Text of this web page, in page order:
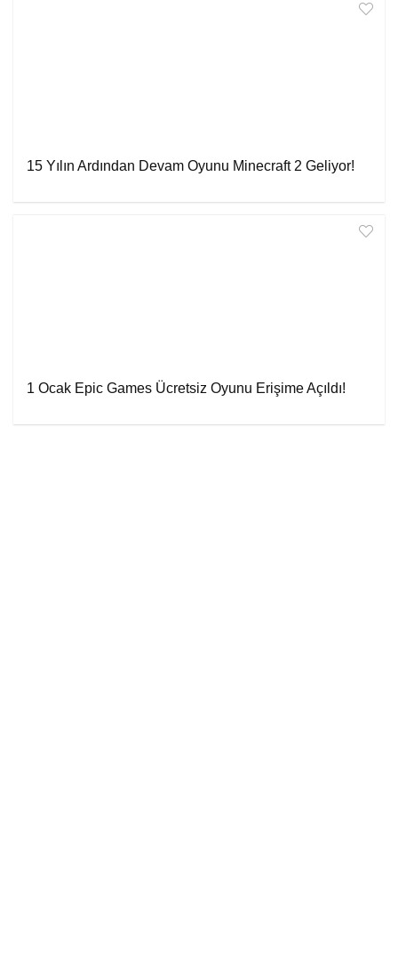
15 Yılın Ardından Devam Oyunu Minecraft 2 Geliyor!
1 Ocak Epic Games Ücretsiz Oyunu Erişime Açıldı!